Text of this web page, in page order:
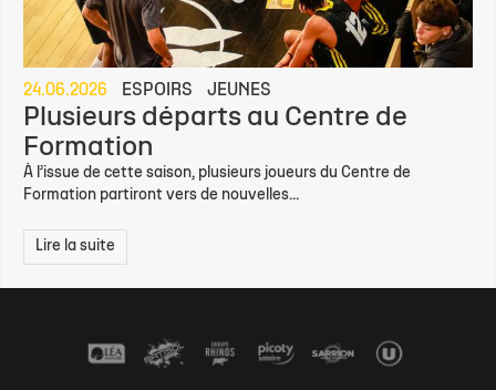
24.06.2026 ESPOIRS JEUNES
Plusieurs départs au Centre de
Formation
À l’issue de cette saison, plusieurs joueurs du Centre de
Formation partiront vers de nouvelles...
Lire la suite